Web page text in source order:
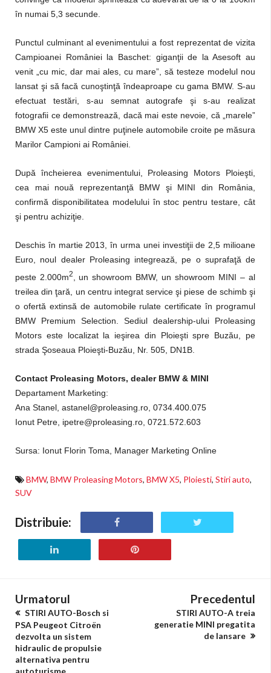
în numai 5,3 secunde.
Punctul culminant al evenimentului a fost reprezentat de vizita
Campioanei României la Baschet: giganţii de la Asesoft au
venit „cu mic, dar mai ales, cu mare”, să testeze modelul nou
lansat şi să facă cunoştinţă îndeaproape cu gama BMW. S-au
efectuat testări, s-au semnat autografe şi s-au realizat
fotografii ce demonstrează, dacă mai este nevoie, că „marele”
BMW X5 este unul dintre puţinele automobile croite pe măsura
Marilor Campioni ai României.
După încheierea evenimentului, Proleasing Motors Ploieşti,
cea mai nouă reprezentanţă BMW şi MINI din România,
confirmă disponibilitatea modelului în stoc pentru testare, cât
şi pentru achiziţie.
Deschis în martie 2013, în urma unei investiţii de 2,5 milioane
Euro, noul dealer Proleasing integrează, pe o suprafaţă de
peste 2.000m2
un showroom BMW, un showroom MINI – al
treilea din ţară, un centru integrat service şi piese de schimb şi
o ofertă extinsă de automobile rulate certificate în programul
BMW Premium Selection.
Sediul dealership-ului Proleasing
Motors este localizat la ieşirea din Ploieşti spre Buzău, pe
strada Şoseaua Ploieşti-Buzău, Nr. 505, DN1B.
Contact Proleasing Motors, dealer BMW & MINI
Departament Marketing:
Ana Stanel, astanel@proleasing.ro, 0734.400.075
Ionut Petre, ipetre@proleasing.ro, 0721.572.603
Sursa: Ionut Florin Toma, Manager Marketing Online
BMW, BMW Proleasing Motors, BMW X5, Ploiesti, Stiri auto,
SUV
Distribuie:
Urmatorul
STIRI AUTO-Bosch si
PSA Peugeot Citroën
dezvolta un sistem
hidraulic de propulsie
alternativa pentru
autoturisme
Precedentul
STIRI AUTO-A treia
generatie MINI pregatita
de lansare